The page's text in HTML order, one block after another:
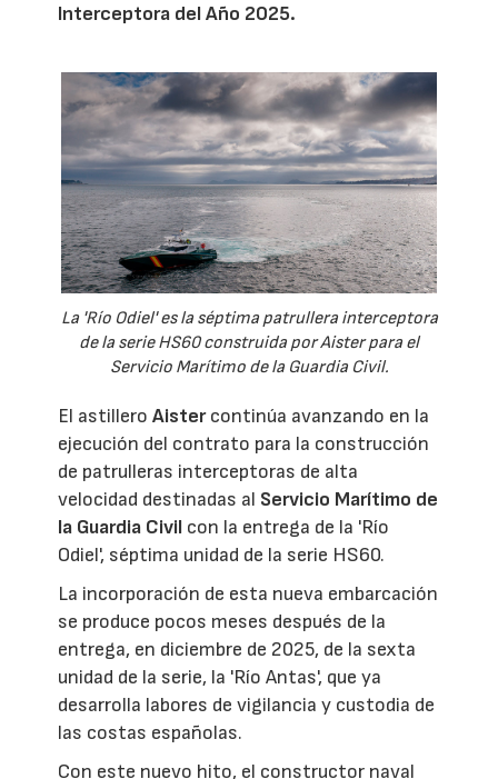
Interceptora del Año 2025.
La 'Río Odiel' es la séptima patrullera interceptora
de la serie HS60 construida por Aister para el
Servicio Marítimo de la Guardia Civil.
El astilleroAistercontinúa avanzando en la
ejecución del contrato para la construcción
de patrulleras interceptoras de alta
velocidad destinadas al Servicio Marítimo de
la Guardia Civil con la entrega de la 'Río
Odiel', séptima unidad de la serie HS60.
La incorporación de esta nueva embarcación
se produce pocos meses después de la
entrega, en diciembre de 2025, de la sexta
unidad de la serie, la 'Río Antas', que ya
desarrolla labores de vigilancia y custodia de
las costas españolas.
Con este nuevo hito, el constructor naval